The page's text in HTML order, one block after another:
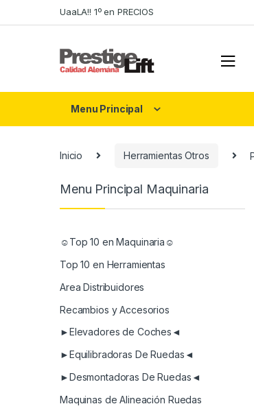
to
to
UaaLA!! 1º en PRECIOS
Menu Principal
Inicio Herramientas Otros
Menu Principal Maquinaria
☺Top 10 en Maquinaria☺
Top 10 en Herramientas
Area Distribuidores
Recambios y Accesorios
►Elevadores de Coches◄
►Equilibradoras De Ruedas◄
►Desmontadoras De Ruedas◄
Maquinas de Alineación Ruedas